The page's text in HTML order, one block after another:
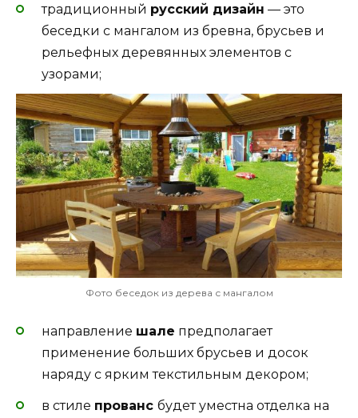
традиционный русский дизайн — это
беседки с мангалом из бревна, брусьев и
рельефных деревянных элементов с
узорами;
Фото беседок из дерева с мангалом
направление шале предполагает
применение больших брусьев и досок
наряду с ярким текстильным декором;
в стиле прованс будет уместна отделка на